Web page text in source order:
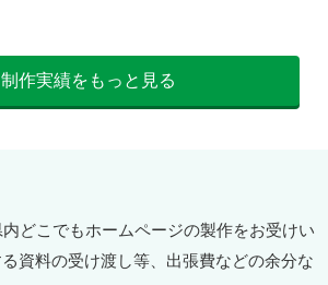
制作実績をもっと見る